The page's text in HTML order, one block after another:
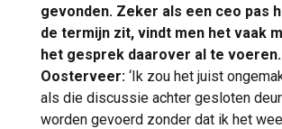
gevonden. Zeker als een ceo pas
de termijn zit, vindt men het vaak
het gesprek daarover al te voeren.
Oosterveer: ‘Ik zou het juist
als die discussie achter gesloten
worden gevoerd zonder dat ik het